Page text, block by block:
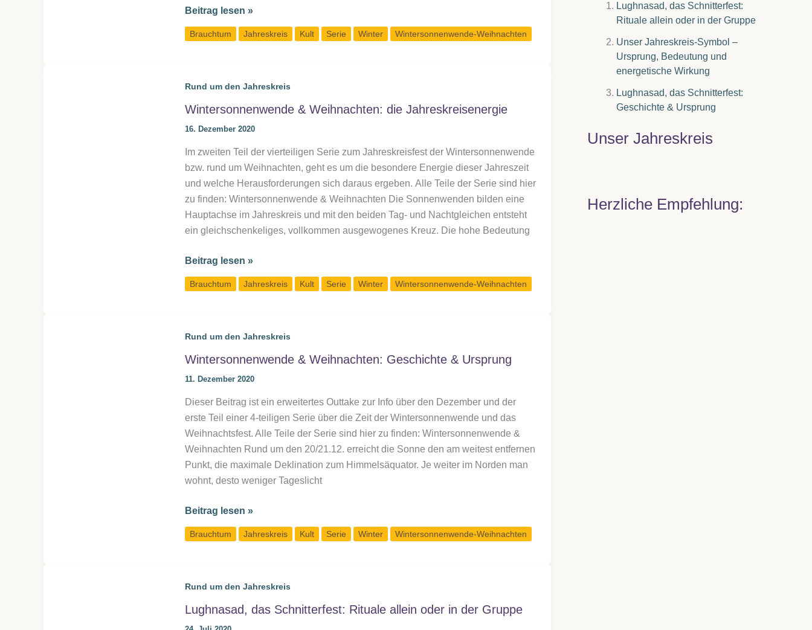
Wintersonnenwende
&
Weihnachten:
Symbole
Beitrag lesen »
Brauchtum Jahreskreis Kult Serie Winter Wintersonnenwende-Weihnachten
Rund um den Jahreskreis
Wintersonnenwende & Weihnachten: die Jahreskreisenergie
16. Dezember 2020
Im zweiten Teil der vierteiligen Serie zum Jahreskreisfest der Wintersonnenwende
bzw. rund um Weihnachten, geht es um die besondere Energie dieser Jahreszeit
und welche Herausforderungen sich daraus ergeben. Alle Teile der Serie sind hier
zu finden: Wintersonnenwende & Weihnachten Die Sonnenwenden bilden eine
Hauptachse im Jahreskreis und mit den beiden Tag- und Nachtgleichen entsteht
ein gleichschenkeliges, vollkommen ausgewogenes Kreuz. Die hohe Bedeutung
Wintersonnenwende
&
Weihnachten:
Beitrag lesen »
Brauchtum Jahreskreis Kult Serie Winter Wintersonnenwende-Weihnachten
Rund um den Jahreskreis
Wintersonnenwende & Weihnachten: Geschichte & Ursprung
11. Dezember 2020
Dieser Beitrag ist ein erweitertes Outtake zur Info über den Dezember und der
erste Teil einer 4-teiligen Serie über die Zeit der Wintersonnenwende und das
Weihnachtsfest. Alle Teile der Serie sind hier zu finden: Wintersonnenwende &
Weihnachten Rund um den 20/21.12. erreicht die Sonne den am weitest entfernen
Punkt, die maximale Deklination zum Himmelsäquator. Je weiter im Norden man
wohnt, desto weniger Tageslicht
Wintersonnenwende
&
Weihnachten:
Ursprung
Beitrag lesen »
Brauchtum Jahreskreis Kult Serie Winter Wintersonnenwende-Weihnachten
Rund um den Jahreskreis
Lughnasad, das Schnitterfest: Rituale allein oder in der Gruppe
Lughnasad, das Schnitterfest:
Rituale allein oder in der Gruppe
Unser Jahreskreis-Symbol –
Ursprung, Bedeutung und
energetische Wirkung
Lughnasad, das Schnitterfest:
Geschichte & Ursprung
Unser Jahreskreis
Herzliche Empfehlung: